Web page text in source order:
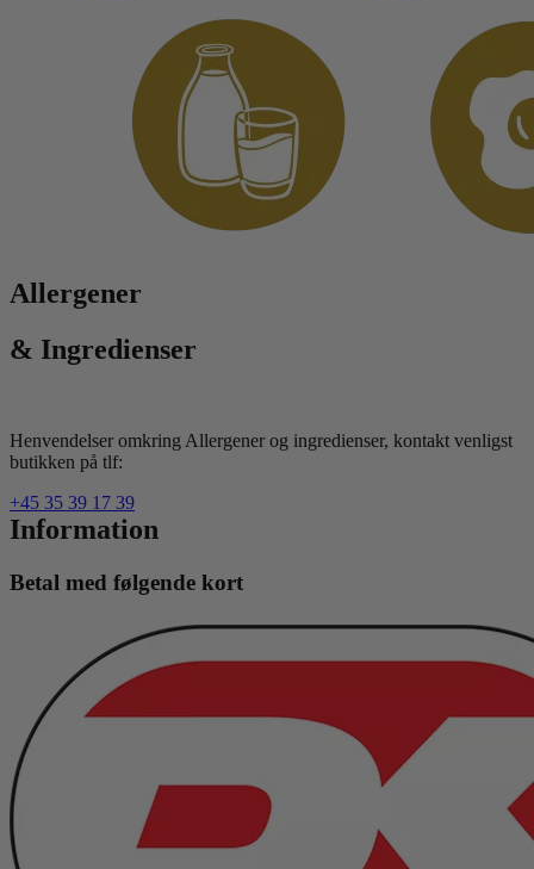
Allergener
& Ingredienser
Henvendelser omkring Allergener og ingredienser, kontakt venligst
butikken på tlf:
+45 35 39 17 39
Information
Betal med følgende kort